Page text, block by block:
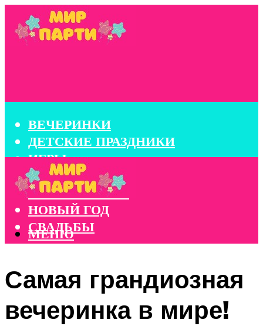
ВЕЧЕРИНКИ
ДЕТСКИЕ ПРАЗДНИКИ
ИГРЫ
КОНКУРСЫ
КОРПОРАТИВЫ
НОВЫЙ ГОД
СВАДЬБЫ
МЕНЮ
Самая грандиозная
вечеринка в мире!